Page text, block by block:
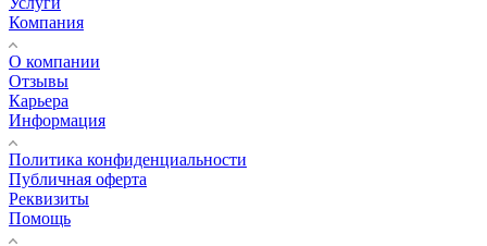
Компания
О компании
Отзывы
Карьера
Информация
Политика конфиденциальности
Публичная оферта
Реквизиты
Помощь